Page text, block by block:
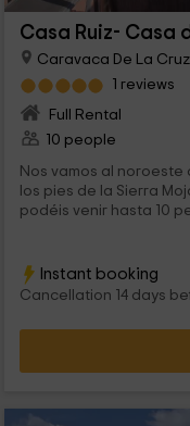
Casa Ruiz- Casa
Caravaca De La
1 reviews
Full Rental
10 people
Nos vamos al noroeste
los pies de la Sierra
podéis venir hasta 10
Instant booking
Cancellation 14 days